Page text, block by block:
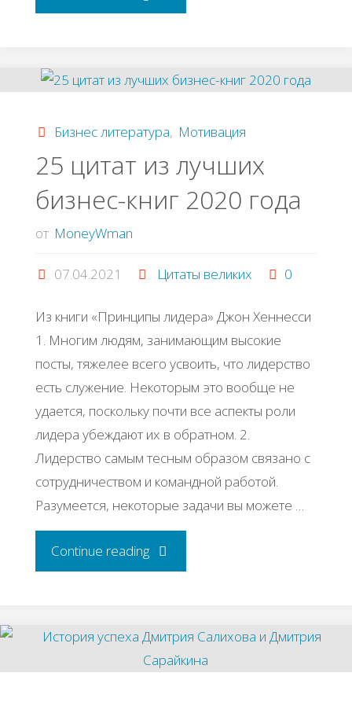
спасти
бизнес
и
два
новых"
Бизнес литература, Мотивация
25 цитат из лучших
бизнес-книг 2020 года
от MoneyWman
07.04.2021 Цитаты великих 0
Из книги «Принципы лидера» Джон Хеннесси
1. Многим людям, занимающим высокие
посты, тяжелее всего усвоить, что лидерство
есть служение. Некоторым это вообще не
удается, поскольку почти все аспекты роли
лидера убеждают их в обратном. 2.
Лидерство самым тесным образом связано с
сотрудничеством и командной работой.
Разумеется, некоторые задачи вы можете …
Continue reading"25
из
лучших